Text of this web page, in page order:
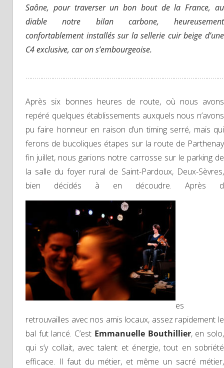
Saône, pour traverser un bon bout de la France, au
diable notre bilan carbone, heureusement
confortablement installés sur la sellerie cuir beige d’une
C4 exclusive, car on s’embourgeoise.
Après six bonnes heures de route, où nous avons
repéré quelques établissements auxquels nous n’avons
pu faire honneur en raison d’un timing serré, mais qui
ferons de bucoliques étapes sur la route de Parthenay
fin juillet, nous garions notre carrosse sur le parking de
la salle du foyer rural de Saint-Pardoux, Deux-Sèvres,
bien décidés à en découdre. Après d
es
retrouvailles avec nos amis locaux, assez rapidement le
bal fut lancé. C’est Emmanuelle Bouthillier, en solo,
qui s’y collait, avec talent et énergie, tout en sobriété
efficace. Il faut du métier, et même un sacré métier,